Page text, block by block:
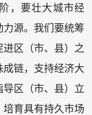
，要壮大城市经
源。我们要统筹
区（市、县）之
链，支持经济大
区（市、县）立
育具有持久市场